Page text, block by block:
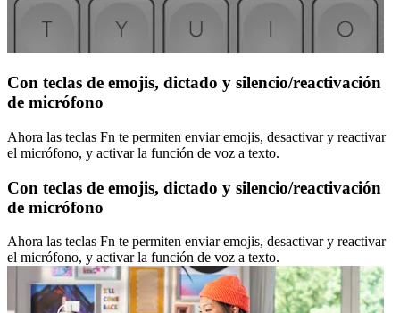
Con teclas de emojis, dictado y silencio/reactivación
de micrófono
Ahora las teclas Fn te permiten enviar emojis, desactivar y reactivar
el micrófono, y activar la función de voz a texto.
Con teclas de emojis, dictado y silencio/reactivación
de micrófono
Ahora las teclas Fn te permiten enviar emojis, desactivar y reactivar
el micrófono, y activar la función de voz a texto.